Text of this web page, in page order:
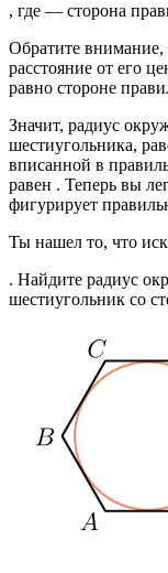
, где — сторона
Обратите внимание,
расстояние от его
равно стороне
Значит, радиус
шестиугольника,
вписанной в
равен . Теперь вы
фигурирует
Ты нашел то, что
. Найдите радиус
шестиугольник со